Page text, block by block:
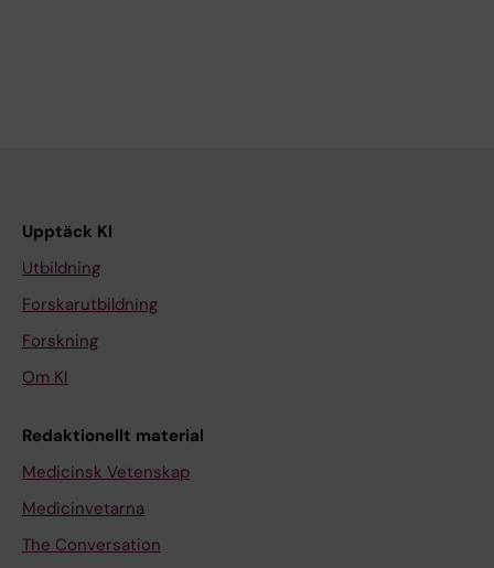
Upptäck KI
Utbildning
Forskarutbildning
Forskning
Om KI
Redaktionellt material
Medicinsk Vetenskap
Medicinvetarna
The Conversation